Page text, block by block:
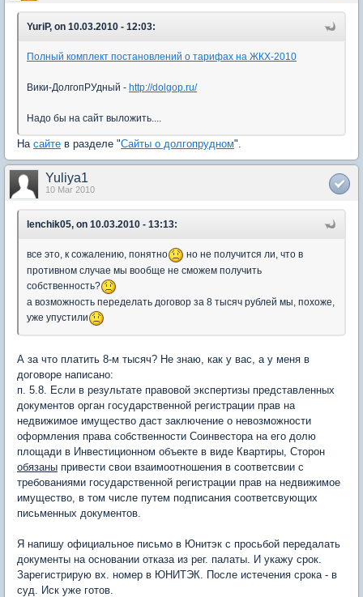
YuriP, on 10.03.2010 - 12:03:
Полный комплект постановлений о тарифах на ЖКХ-2010
Вики-ДолгопРУдный - http://dolgop.ru/
Надо бы на сайт выложить....
На сайте в разделе "Сайты о долгопрудном".
Yuliya1
10 Mar 2010
lenchik05, on 10.03.2010 - 13:13:
все это, к сожалению, понятно
но не получится ли, что в
противном случае мы вообще не сможем получить
собственность?
а возможность переделать договор за 8 тысяч рублей мы, похоже,
уже упустили
А за что платить 8-м тысяч? Не знаю, как у вас, а у меня в
договоре написано:
п. 5.8. Если в результате правовой экспертизы представленных
документов орган государственной регистрации прав на
недвижимое имущество даст заключение о невозможности
оформления права собственности Соинвестора на его долю
площади в Инвестиционном объекте в виде Квартиры, Сторон
обязаны привести свои взаимоотношения в соответсвии с
требованиями государственной регистрации прав на недвижимое
имущество, в том числе путем подписания соответсвующих
письменных документов.
Я напишу официальное письмо в Юнитэк с просьбой передалать
документы на основании отказа из рег. палаты. И укажу срок.
Зарегистрирую вх. номер в ЮНИТЭК. После истечения срока - в
суд. Иск уже готов.